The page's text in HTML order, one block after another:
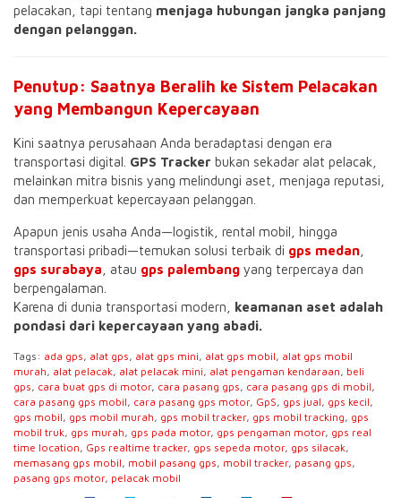
pelacakan, tapi tentang menjaga hubungan jangka panjang
dengan pelanggan.
Penutup: Saatnya Beralih ke Sistem Pelacakan
yang Membangun Kepercayaan
Kini saatnya perusahaan Anda beradaptasi dengan era
transportasi digital. GPS Tracker bukan sekadar alat pelacak,
melainkan mitra bisnis yang melindungi aset, menjaga reputasi,
dan memperkuat kepercayaan pelanggan.
Apapun jenis usaha Anda—logistik, rental mobil, hingga
transportasi pribadi—temukan solusi terbaik di gps medan
gps surabaya , atau gps palembang yang terpercaya dan
berpengalaman.
Karena di dunia transportasi modern, keamanan aset adalah
pondasi dari kepercayaan yang abadi.
Tags: ada gps, alat gps, alat gps mini, alat gps mobil, alat gps mobil
murah, alat pelacak, alat pelacak mini, alat pengaman kendaraan, beli
gps, cara buat gps di motor, cara pasang gps, cara pasang gps di mobil,
cara pasang gps mobil, cara pasang gps motor, GpS, gps jual, gps kecil,
gps mobil, gps mobil murah, gps mobil tracker, gps mobil tracking, gps
mobil truk, gps murah, gps pada motor, gps pengaman motor, gps real
time location, Gps realtime tracker, gps sepeda motor, gps silacak,
memasang gps mobil, mobil pasang gps, mobil tracker, pasang gps,
pasang gps motor, pelacak mobil